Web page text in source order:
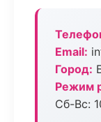
Email:
Город:
Режим
Сб-Вс: